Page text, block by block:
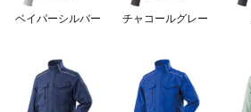
ベイパーシルバー チャコールグレー